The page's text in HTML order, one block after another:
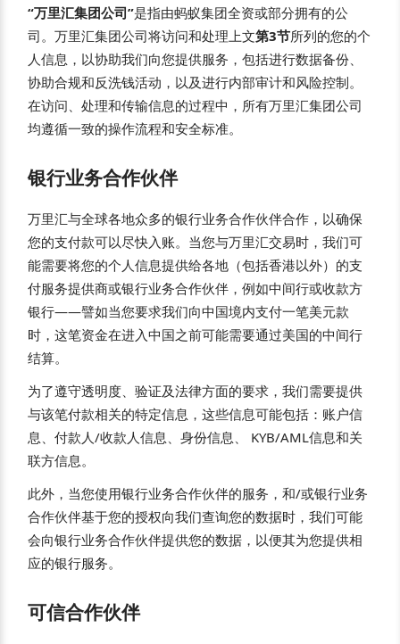
“万里汇集团公司”是指由蚂蚁集团全资或部分拥有的公
司。万里汇集团公司将访问和处理上文第3节所列的您的个
人信息，以协助我们向您提供服务，包括进行数据备份、
协助合规和反洗钱活动，以及进行内部审计和风险控制。
在访问、处理和传输信息的过程中，所有万里汇集团公司
均遵循一致的操作流程和安全标准。
银行业务合作伙伴
万里汇与全球各地众多的银行业务合作伙伴合作，以确保
您的支付款可以尽快入账。当您与万里汇交易时，我们可
能需要将您的个人信息提供给各地（包括香港以外）的支
付服务提供商或银行业务合作伙伴，例如中间行或收款方
银行——譬如当您要求我们向中国境内支付一笔美元款
时，这笔资金在进入中国之前可能需要通过美国的中间行
结算。
为了遵守透明度、验证及法律方面的要求，我们需要提供
与该笔付款相关的特定信息，这些信息可能包括：账户信
息、付款人/收款人信息、身份信息、 KYB/AML信息和关
联方信息。
此外，当您使用银行业务合作伙伴的服务，和/或银行业务
合作伙伴基于您的授权向我们查询您的数据时，我们可能
会向银行业务合作伙伴提供您的数据，以便其为您提供相
应的银行服务。
可信合作伙伴